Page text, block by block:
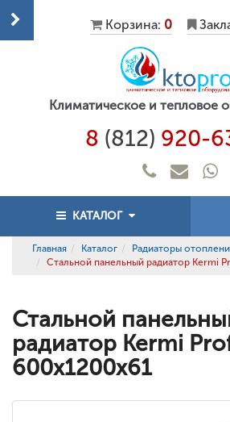
Корзина: 0
Климатическое и тепловое
8 (812) 920-
КАТАЛОГ
Главная Каталог
Радиаторы
Стальной панельный радиатор Kermi
Стальной
радиатор Kermi
600x1200x61